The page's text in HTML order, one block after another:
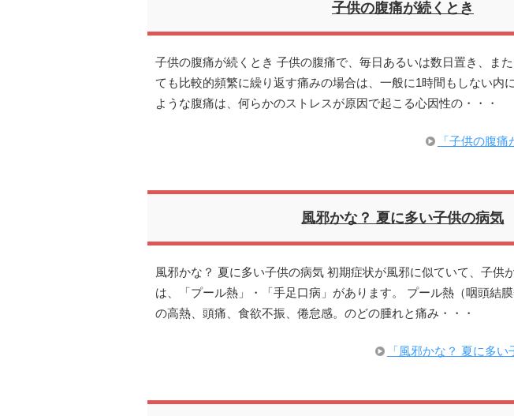
子供の腹痛が続くとき
子供の腹痛が続くとき 子供の腹痛で、毎日あるいは数日置き、ま
ても比較的頻繁に繰り返す痛みの場合は、一般に1時間もしない内
ような腹痛は、何らかのストレスが原因で起こる心因性の・・・
「子供の腹
風邪かな？ 夏に多い子供の病気
風邪かな？ 夏に多い子供の病気 初期症状が風邪に似ていて、子供
は、「プール熱」・「手足口病」があります。 プール熱（咽頭
の高熱、頭痛、食欲不振、倦怠感。のどの腫れと痛み・・・
「風邪かな？ 夏に多